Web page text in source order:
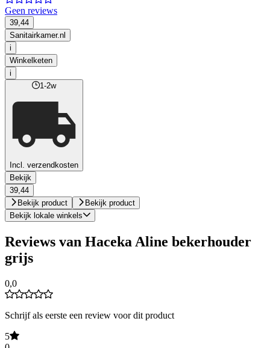
Geen reviews
39,44
Sanitairkamer.nl
i
Winkelketen
i
1-2w
Incl. verzendkosten
Bekijk
39,44
Bekijk product
Bekijk product
Bekijk lokale winkels
Reviews van Haceka Aline bekerhouder
grijs
0,0
Schrijf als eerste een review voor dit product
5